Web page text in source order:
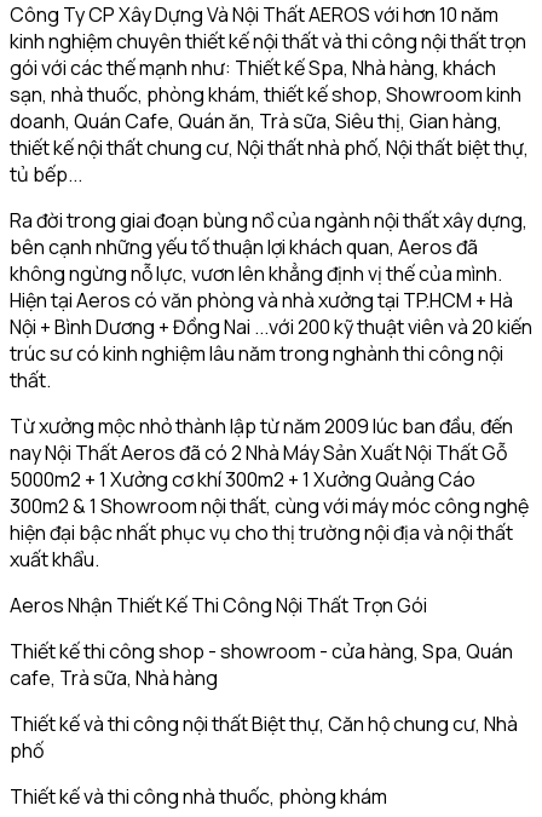
Công Ty CP Xây Dựng Và Nội Thất AEROS với hơn 10 năm
kinh nghiệm chuyên thiết kế nội thất và thi công nội thất trọn
gói với các thế mạnh như: Thiết kế Spa, Nhà hàng, khách
sạn, nhà thuốc, phòng khám, thiết kế shop, Showroom kinh
doanh, Quán Cafe, Quán ăn, Trà sữa, Siêu thị, Gian hàng,
thiết kế nội thất chung cư, Nội thất nhà phố, Nội thất biệt thự,
tủ bếp...
Ra đời trong giai đoạn bùng nổ của ngành nội thất xây dựng,
bên cạnh những yếu tố thuận lợi khách quan, Aeros đã
không ngừng nỗ lực, vươn lên khẳng định vị thế của mình.
Hiện tại Aeros có văn phòng và nhà xưởng tại TP.HCM + Hà
Nội + Bình Dương + Đồng Nai ...với 200 kỹ thuật viên và 20 kiến
trúc sư có kinh nghiệm lâu năm trong nghành thi công nội
thất.
Từ xưởng mộc nhỏ thành lập từ năm 2009 lúc ban đầu, đến
nay Nội Thất Aeros đã có 2 Nhà Máy Sản Xuất Nội Thất Gỗ
5000m2 + 1 Xưởng cơ khí 300m2 + 1 Xưởng Quảng Cáo
300m2 & 1 Showroom nội thất, cùng với máy móc công nghệ
hiện đại bậc nhất phục vụ cho thị trường nội địa và nội thất
xuất khẩu.
Aeros Nhận Thiết Kế Thi Công Nội Thất Trọn Gói
Thiết kế thi công shop - showroom - cửa hàng, Spa, Quán
cafe, Trà sữa, Nhà hàng
Thiết kế và thi công nội thất Biệt thự, Căn hộ chung cư, Nhà
phố
Thiết kế và thi công nhà thuốc, phòng khám